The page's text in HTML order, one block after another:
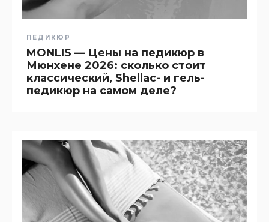
ПЕДИКЮР
MONLIS — Цены на педикюр в
Мюнхене 2026: сколько стоит
классический, Shellac- и гель-
педикюр на самом деле?